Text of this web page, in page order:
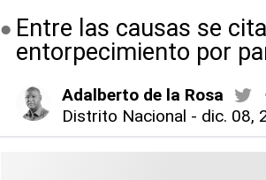
Entre las causas se
entorpecimiento por
Adalberto de la Rosa
Distrito Nacional - dic. 08,